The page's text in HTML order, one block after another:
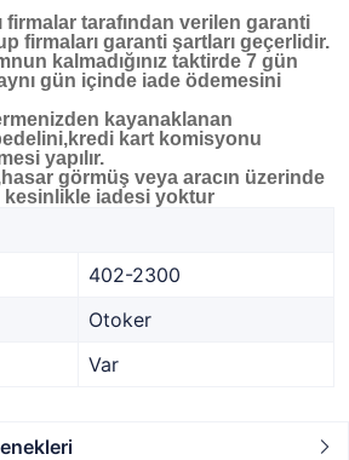
firmalar tarafından verilen garanti
firmaları garanti şartları geçerlidir.
kalmadığınız taktirde 7 gün
gün içinde iade ödemesini
kayanaklanan
kart komisyonu
yapılır.
görmüş veya aracın üzerinde
iadesi yoktur
402-2300
Otoker
Var